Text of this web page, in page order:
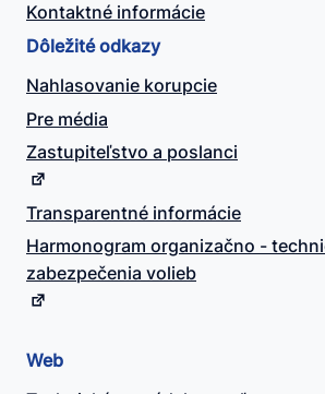
Kontaktné informácie
Dôležité odkazy
Nahlasovanie korupcie
Pre média
Zastupiteľstvo a poslanci
Transparentné informácie
Harmonogram organizačno -
zabezpečenia volieb
Web